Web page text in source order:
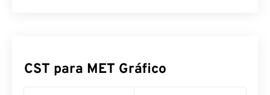
CST para MET Gráfico